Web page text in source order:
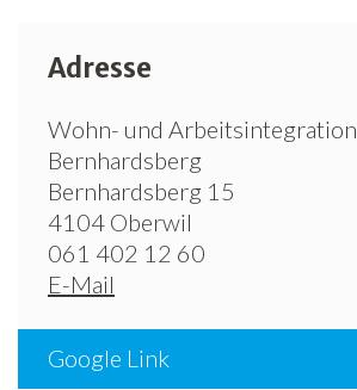
Adresse
Wohn- und Arbeitsintegration
Bernhardsberg
Bernhardsberg 15
4104 Oberwil
061 402 12 60
E-Mail
Google Link